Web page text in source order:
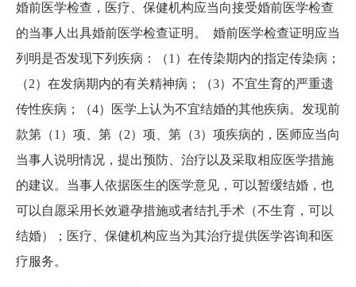
婚前医学检查，医疗、保健机构应当向接受婚前医学检查
的当事人出具婚前医学检查证明。
婚前医学检查证明应当
列明是否发现下列疾病：（1）在传染期内的指定传染病；
（2）在发病期内的有关精神病；（3）不宜生育的严重遗
传性疾病；（4）医学上认为不宜结婚的其他疾病。发现前
款第（1）项、第（2）项、第（3）项疾病的，医师应当向
当事人说明情况，提出预防、治疗以及采取相应医学措施
的建议。当事人依据医生的医学意见，可以暂缓结婚，也
可以自愿采用长效避孕措施或者结扎手术（不生育，可以
结婚）；医疗、保健机构应当为其治疗提供医学咨询和医
疗服务。